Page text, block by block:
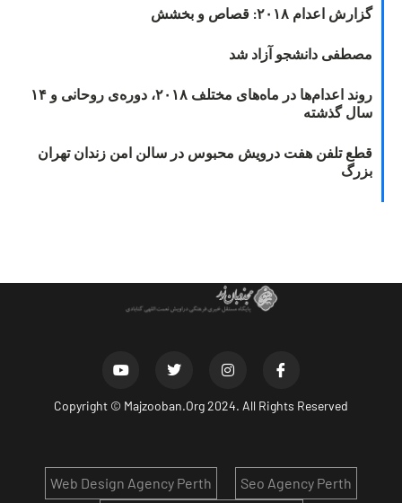
گزارش اعدام ۲۰۱۸: قصاص و بخشش
مصطفی دانشجو آزاد شد
روند اعدام‌ها در ماه‌های مختلف ۲۰۱۸، دوره‌ی روحانی و ۱۴
سال گذشته
قطع تلفن هفت درویش محبوس در سالن امن زندان تهران
بزرگ
Copyright © Majzooban.Org2024. All Rights Reserved
Seo Agency Perth
Web Design Agency Perth